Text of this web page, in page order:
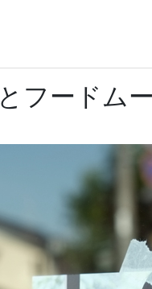
フードム